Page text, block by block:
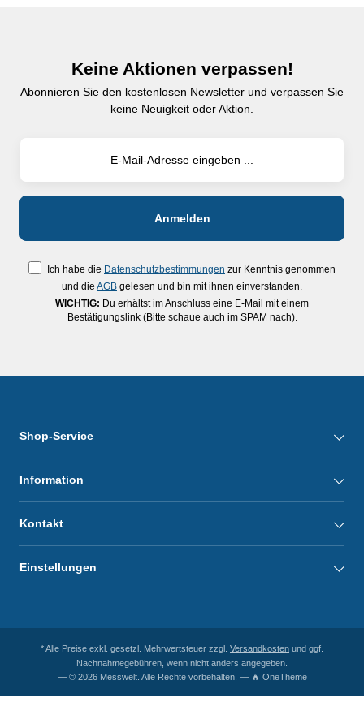
Keine Aktionen verpassen!
Abonnieren Sie den kostenlosen Newsletter und verpassen Sie
keine Neuigkeit oder Aktion.
Ich habe die Datenschutzbestimmungen zur Kenntnis genommen
und die AGB gelesen und bin mit ihnen einverstanden.
WICHTIG: Du erhältst im Anschluss eine E-Mail mit einem
Bestätigungslink (Bitte schaue auch im SPAM nach).
Shop-Service
Information
Kontakt
Einstellungen
* Alle Preise exkl. gesetzl. Mehrwertsteuer zzgl. Versandkosten und ggf.
Nachnahmegebühren, wenn nicht anders angegeben.
— © 2026 Messwelt. Alle Rechte vorbehalten. — 🔥 OneTheme